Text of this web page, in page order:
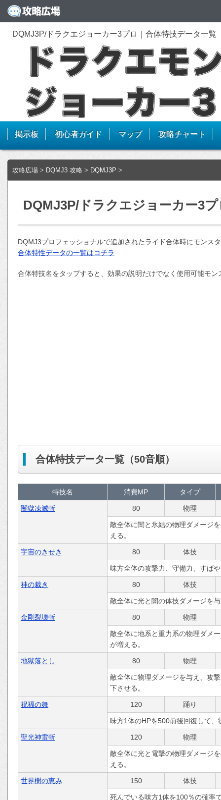
DQMJ3P/ドラクエジョーカー3プロ｜合体特技データ一覧
掲示板 初心者ガイド マップ 攻略チャート
攻略広場 > DQMJ3 攻略 > DQMJ3P >
DQMJ3P/ドラクエジョーカー3
DQMJ3プロフェッショナルで追加されたライド合体時にモンス
合体特性データの一覧はコチラ
合体特技名をタップすると、効果の説明だけでなく使用可能モ
合体特技データ一覧（50音順）
特技名 消費MP タイプ
闇獄凍滅斬 80 物理
敵全体に闇と氷結の物理ダメージ
える。
宇宙のきせき 80 体技
味方全体の攻撃力、守備力、すば
神の裁き 80 体技
敵全体に光と闇の体技ダメージを
金剛裂壊斬 80 物理
敵全体に地系と重力系の物理ダメ
が増える。
地獄落とし 80 物理
敵全体に物理ダメージを与え、攻
下させる。
祝福の舞 120 踊り
味方1体のHPを500前後回復して、
聖光神雷斬 120 物理
敵全体に光と電撃の物理ダメージ
える。
世界樹の恵み 150 体技
死んでいる味方1体を100％の確率